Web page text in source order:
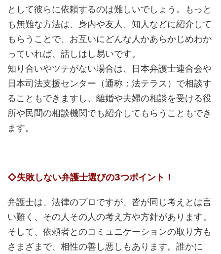
として彼らに依頼するのは難しいでしょう。もっと
も無難な方法は、身内や友人、知人などに紹介して
もらうことで、お互いにどんな人かあらかじめわか
っていれば、話しはし易いです。
知り合いやツテがない場合は、日本弁護士連合会や
日本司法支援センター（通称：法テラス）で相談す
ることもできますし、離婚や夫婦の相談を受ける役
所や民間の相談機関でも紹介してもらうこともでき
ます。
◇失敗しない弁護士選びの3つポイント！
弁護士は、法律のプロですが、皆が同じ考えとは言
い難く、その人その人の考え方や方針があります。
そして、依頼者とのコミュニケーションの取り方も
さまざまで、相性の善し悪しもあります。誰かに